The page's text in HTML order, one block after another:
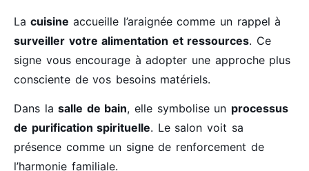
La cuisine accueille l’araignée comme un rappel à
surveiller votre alimentation et ressources. Ce
signe vous encourage à adopter une approche plus
consciente de vos besoins matériels.
Dans lasalle de bain, elle symbolise un processus
de purification spirituelle. Le salon voit sa
présence comme un signe de renforcement de
l’harmonie familiale.